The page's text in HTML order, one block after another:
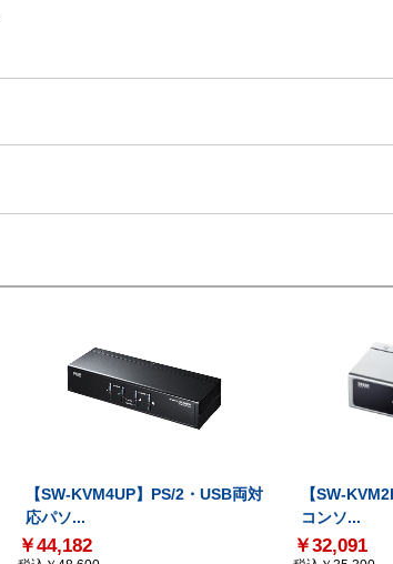
【SW-KVM4UP】PS/2・USB両対
応パソ...
￥44,182
【SW-
コンソ...
￥32,091